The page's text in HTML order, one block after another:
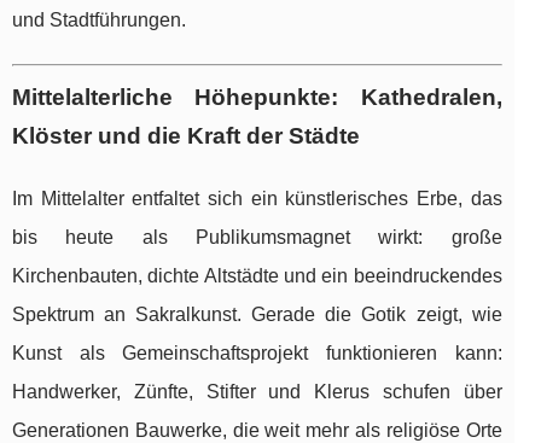
und Stadtführungen.
Mittelalterliche Höhepunkte: Kathedralen,
Klöster und die Kraft der Städte
Im Mittelalter entfaltet sich ein künstlerisches Erbe, das
bis heute als Publikumsmagnet wirkt: große
Kirchenbauten, dichte Altstädte und ein beeindruckendes
Spektrum an Sakralkunst. Gerade die Gotik zeigt, wie
Kunst als Gemeinschaftsprojekt funktionieren kann:
Handwerker, Zünfte, Stifter und Klerus schufen über
Generationen Bauwerke, die weit mehr als religiöse Orte